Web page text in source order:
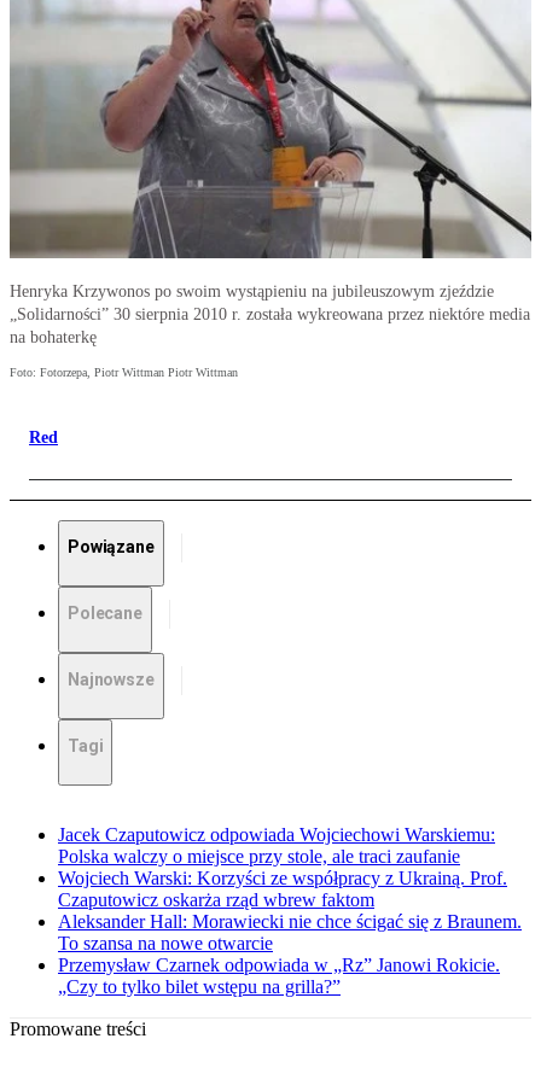
Henryka Krzywonos po swoim wystąpieniu na jubileuszowym zjeździe
„Solidarności” 30 sierpnia 2010 r. została wykreowana przez niektóre media
na bohaterkę
Foto: Fotorzepa, Piotr Wittman Piotr Wittman
Red
Powiązane
Polecane
Najnowsze
Tagi
Jacek Czaputowicz odpowiada Wojciechowi Warskiemu:
Polska walczy o miejsce przy stole, ale traci zaufanie
Wojciech Warski: Korzyści ze współpracy z Ukrainą. Prof.
Czaputowicz oskarża rząd wbrew faktom
Aleksander Hall: Morawiecki nie chce ścigać się z Braunem.
To szansa na nowe otwarcie
Przemysław Czarnek odpowiada w „Rz” Janowi Rokicie.
„Czy to tylko bilet wstępu na grilla?”
Promowane treści